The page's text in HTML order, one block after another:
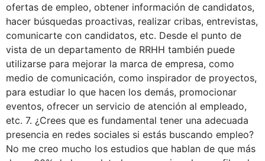
ofertas de empleo, obtener información de candidatos,
hacer búsquedas proactivas, realizar cribas, entrevistas,
comunicarte con candidatos, etc. Desde el punto de
vista de un departamento de RRHH también puede
utilizarse para mejorar la marca de empresa, como
medio de comunicación, como inspirador de proyectos,
para estudiar lo que hacen los demás, promocionar
eventos, ofrecer un servicio de atención al empleado,
etc. 7. ¿Crees que es fundamental tener una adecuada
presencia en redes sociales si estás buscando empleo?
No me creo mucho los estudios que hablan de que más